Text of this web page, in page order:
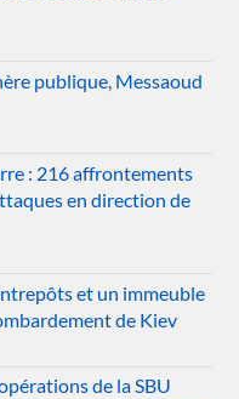
publique, Messaoud
: 216 affrontements
en direction de
et un immeuble
de Kiev
de la SBU